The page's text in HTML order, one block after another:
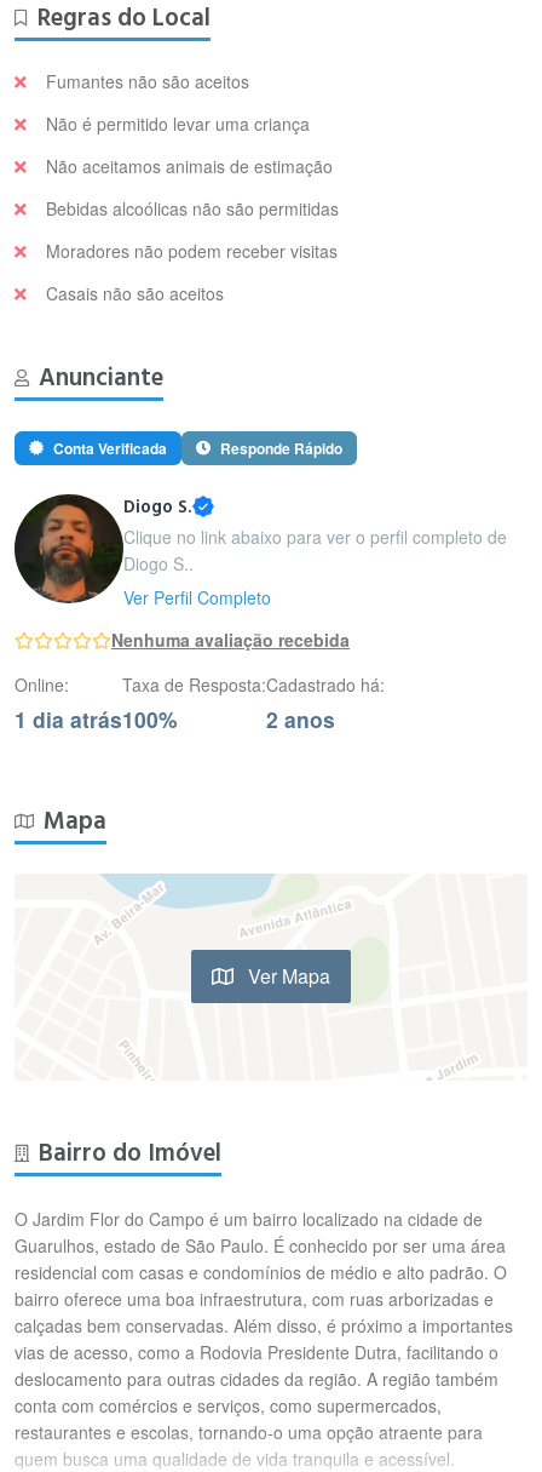
Regras do Local
Fumantes não são aceitos
Não é permitido levar uma criança
Não aceitamos animais de estimação
Bebidas alcoólicas não são permitidas
Moradores não podem receber visitas
Casais não são aceitos
Anunciante
Conta Verificada Responde Rápido
Diogo S.
Clique no link abaixo para ver o perfil completo de
Diogo S..
Ver Perfil Completo
Nenhuma avaliação recebida
Online:
1 dia atrás
Taxa de Resposta:
100%
Cadastrado há:
2 anos
Mapa
Ver Mapa
Bairro do Imóvel
O Jardim Flor do Campo é um bairro localizado na cidade de
Guarulhos, estado de São Paulo. É conhecido por ser uma área
residencial com casas e condomínios de médio e alto padrão. O
bairro oferece uma boa infraestrutura, com ruas arborizadas e
calçadas bem conservadas. Além disso, é próximo a importantes
vias de acesso, como a Rodovia Presidente Dutra, facilitando o
deslocamento para outras cidades da região. A região também
conta com comércios e serviços, como supermercados,
restaurantes e escolas, tornando-o uma opção atraente para
quem busca uma qualidade de vida tranquila e acessível.